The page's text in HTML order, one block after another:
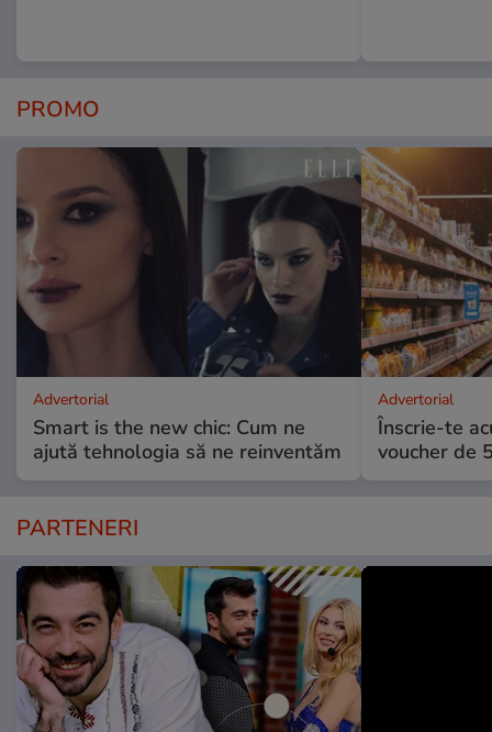
PROMO
Advertorial
Smart is the new chic: Cum ne
ajută tehnologia să ne reinventăm
Advertorial
Înscrie-te
voucher de
PARTENERI